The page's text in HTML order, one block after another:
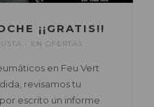
¡¡GRATIS!!
EN OFERTAS
en Feu Vert
revisamos tu
escrito un informe